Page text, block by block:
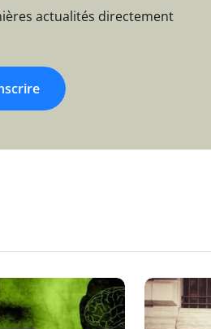
actualités directement